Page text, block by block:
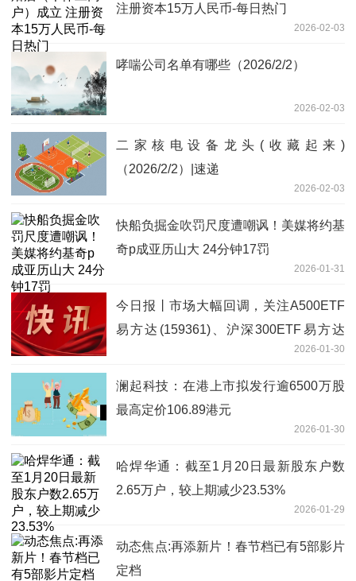
注册资本15万人民币-每日热门
2026-02-03
哮喘公司名单有哪些（2026/2/2）
2026-02-03
二家核电设备龙头(收藏起来)
（2026/2/2）|速递
2026-02-03
快船负掘金吹罚尺度遭嘲讽！美媒将约基
奇p成亚历山大 24分钟17罚
2026-01-31
今日报丨市场大幅回调，关注A500ETF
易方达(159361)、沪深300ETF易方达
2026-01-30
澜起科技：在港上市拟发行逾6500万股
最高定价106.89港元
2026-01-30
哈焊华通：截至1月20日最新股东户数
2.65万户，较上期减少23.53%
2026-01-29
动态焦点:再添新片！春节档已有5部影片
定档